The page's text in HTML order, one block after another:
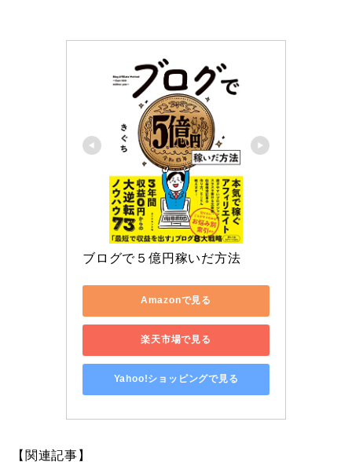
ブログで５億円稼いだ方法
Amazonで見る
楽天市場で見る
Yahoo!ショッピングで見る
【関連記事】